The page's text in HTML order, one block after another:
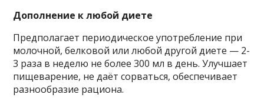
Дополнение к любой диете
Предполагает периодическое употребление при
молочной, белковой или любой другой диете — 2-
3 раза в неделю не более 300 мл в день. Улучшает
пищеварение, не даёт сорваться, обеспечивает
разнообразие рациона.